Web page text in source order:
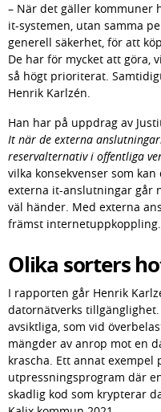
– När det gäller kommuner
it-systemen, utan samma
generell säkerhet, för att
De har för mycket att göra,
så högt prioriterat.
Henrik Karlzén.
Han har på uppdrag av
It när de externa
reservalternativ i offentliga
vilka konsekvenser som
externa it-anslutningar går
väl händer. Med externa
främst internetuppkoppling.
Olika sorters
I rapporten går Henrik
datornätverks
avsiktliga, som vid
mängder av anrop mot en
krascha. Ett annat exempel
utpressningsprogram där
skadlig kod som krypterar